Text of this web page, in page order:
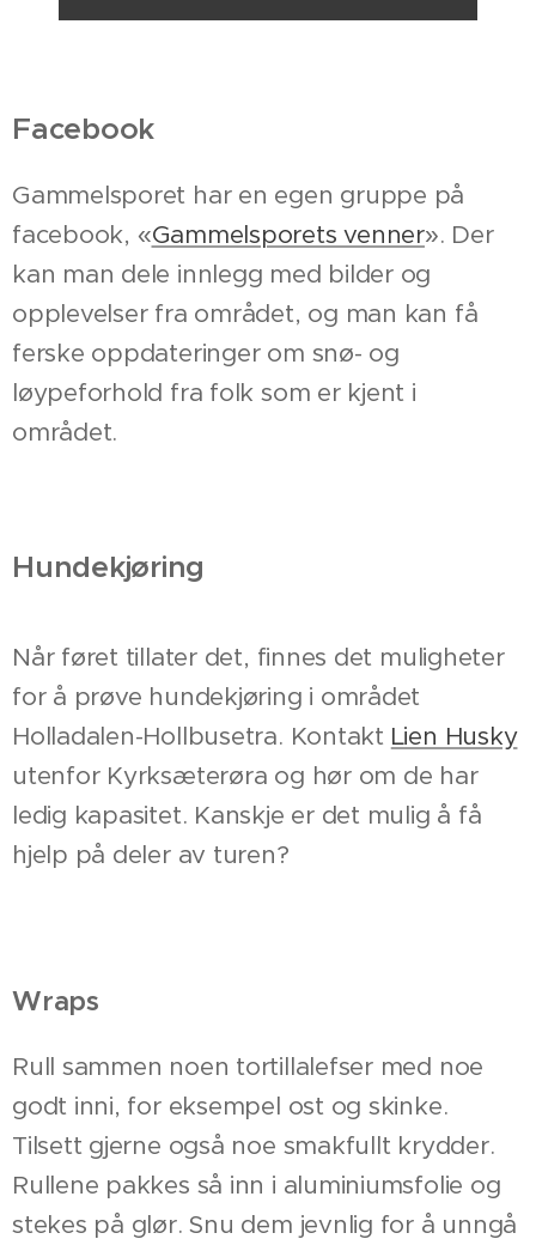
Facebook
Gammelsporet har en egen gruppe på
facebook, «Gammelsporets venner». Der
kan man dele innlegg med bilder og
opplevelser fra området, og man kan få
ferske oppdateringer om snø- og
løypeforhold fra folk som er kjent i
området.
Hundekjøring
Når føret tillater det, finnes det muligheter
for å prøve hundekjøring i området
Holladalen-Hollbusetra. Kontakt Lien Husky
utenfor Kyrksæterøra og hør om de har
ledig kapasitet. Kanskje er det mulig å få
hjelp på deler av turen?
Wraps
Rull sammen noen tortillalefser med noe
godt inni, for eksempel ost og skinke.
Tilsett gjerne også noe smakfullt krydder.
Rullene pakkes så inn i aluminiumsfolie og
stekes på glør. Snu dem jevnlig for å unngå